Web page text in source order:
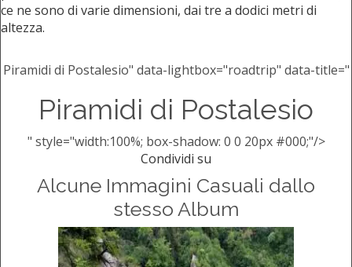
ce ne sono di varie dimensioni, dai tre a dodici metri di
altezza.
Piramidi di Postalesio" data-lightbox="roadtrip" data-title="
Piramidi di Postalesio
" style="width:100%; box-shadow: 0 0 20px #000;"/>
Condividi su
Alcune Immagini Casuali dallo
stesso Album